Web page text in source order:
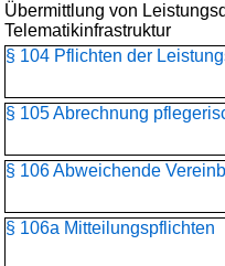
Übermittlung von
Telematikinfrastruktur
§ 104 Pflichten der
§ 105 Abrechnung
§ 106 Abweichende
§ 106a Mitteilungspflichten